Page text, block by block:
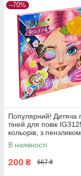
–70%
Популярний! Дитяча
тіней для повік
кольорів, з
Краща якість тільки на
Nukleon.com.ua
В наявності
200 ₴ 667 ₴